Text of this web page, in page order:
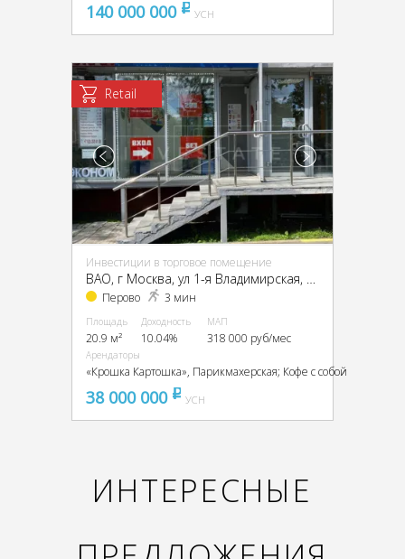
140 000 000 pуб
УСН
Retail
Инвестиции в торговое помещение
Перово 3 мин
Площадь
20.9 м²
Доходность
10.04%
МАП
318 000 руб/мес
Арендаторы
«Крошка Картошка», Парикмахерская; Кофе с собой
38 000 000 pуб
УСН
ИНТЕРЕСНЫЕ